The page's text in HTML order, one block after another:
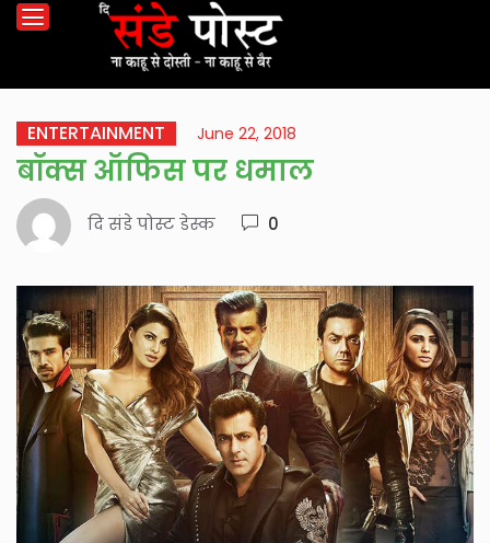
ENTERTAINMENT June 22, 2018
बॉक्स ऑफिस पर धमाल
दि संडे पोस्ट डेस्क 0